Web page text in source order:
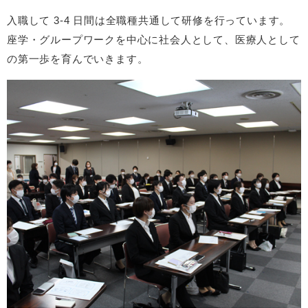
入職して 3-4 日間は全職種共通して研修を行っています。
座学・グループワークを中心に社会人として、医療人として
の第一歩を育んでいきます。